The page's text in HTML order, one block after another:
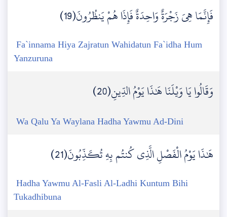
فَإِنَّمَا هِيَ زَجْرَةٌ وَاحِدَةٌ فَإِذَا هُمْ يَنظُرُونَ(19)
Fa`innama Hiya Zajratun Wahidatun Fa`idha Hum
Yanzuruna
وَقَالُوا يَا وَيْلَنَا هَٰذَا يَوْمُ الدِّينِ(20)
Wa Qalu Ya Waylana Hadha Yawmu Ad-Dini
هَٰذَا يَوْمُ الْفَصْلِ الَّذِي كُنتُم بِهِ تُكَذِّبُونَ(21)
Hadha Yawmu Al-Fasli Al-Ladhi Kuntum Bihi
Tukadhibuna